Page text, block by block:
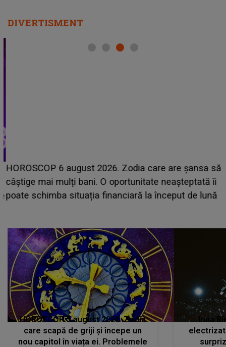
DIVERTISMENT
HOROSCOP 6 august 2026. Zodia care are șansa să
câștige mai mulți bani. O oportunitate neașteptată îi
poate schimba situația financiară la început de lună
HOROSCOP 5 august 2026. Zodia
care scapă de griji și începe un
nou capitol în viața ei. Problemele
Irina